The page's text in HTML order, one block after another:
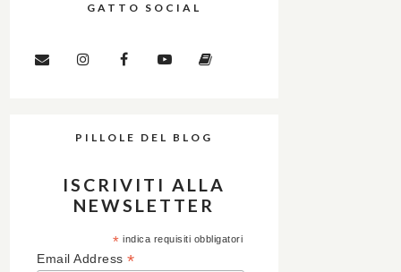
GATTO SOCIAL
PILLOLE DEL BLOG
ISCRIVITI ALLA
NEWSLETTER
* indica requisiti obbligatori
Email Address *